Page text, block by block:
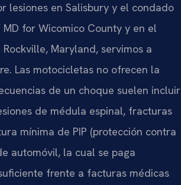
lesiones en Salisbury y el condado
for Wicomico County y en el
Maryland, servimos a
Las motocicletas no ofrecen la
de un choque suelen incluir
de médula espinal, fracturas
mínima de PIP (protección contra
automóvil, la cual se paga
frente a facturas médicas